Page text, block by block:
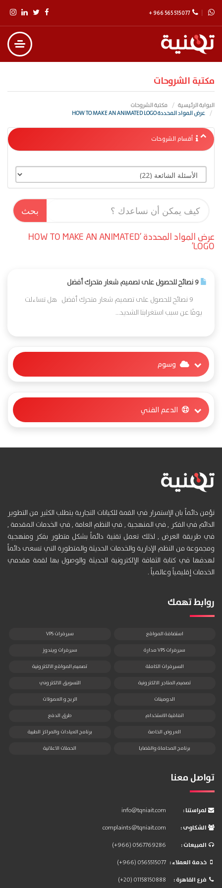
+ 966 565 515 077
مكتبة الشروحات
البوابة الرئيسية
مكتبة الشروحات
عرض المواد المحددة HOW TO MAKE AN ANIMATED LOGO
أقسام الشروحات
عرض المواد المحددة 'HOW TO MAKE AN ANIMATED
LOGO'
9 نصائح للحصول على تصميم شعار متحرك أفضل هل تساءلت
يومًا عن سبب استغرابنا الشديد...
وسوم
الدعم الفني
نؤمن دائماً بان الإستمرار في القمة للكيانات التجارية يتطلب الكثير من التطوير
الدائم في الفكر , في المنهجية , في النظم العامة , في الخدمات المقدمة ,
في طريقة العرض , لذلك تعمل تقنية دائماً بشكل متطور بفكر ومنهجية
ومجموعة من النظم الإدارية والخدمات الحديثة والمتطورة التي تسعى دائماً
لهدفها في كتابة الثقافة الإلكترونية الحديثة والوصول بها لقمة مقدمي
الخدمات إقليمياً وعالمياً .
روابط تهمك
استضافة المواقع سيرفرات VPS
سيرفرات VPS مدارة سيرفرات ويندوز
السيرفرات الكاملة تصميم المواقع الالكترونية
تصميم المتاجر الالكترونية التسويق الالكتروني
الدومينات الربح و العمولات
اتفاقية الاستخدام طرق الدفع
العروض الخاصة برنامج العيادات والمراكز الطبية
برنامج المحاماة والقضايا الحملات الاعلانية
تواصل معنا
: لمراستنا
info@tqniait.com
: الشكاوى
complaints@tqniait.com
: المبيعات
(+966) 0567769286
: خدمة العملاء
(+966) 0565515077
: فرع القاهرة
(+20) 01158150888